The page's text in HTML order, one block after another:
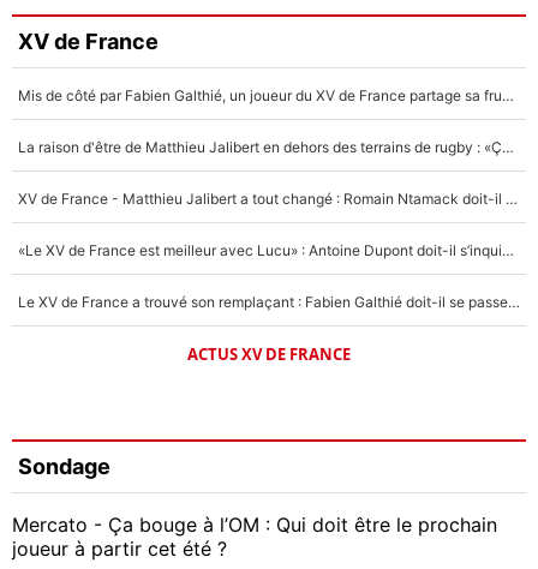
XV de France
Mis de côté par Fabien Galthié, un joueur du XV de France partage sa frustration : «ils ne me l’ont pas dit tout de suite»
La raison d'être de Matthieu Jalibert en dehors des terrains de rugby : «Ça m'atteint autant que si tu touches à un membre de ma famille»
XV de France - Matthieu Jalibert a tout changé : Romain Ntamack doit-il s’inquiéter pour sa place à un an de la Coupe du monde ?
«Le XV de France est meilleur avec Lucu» : Antoine Dupont doit-il s’inquiéter pour sa place ?
Le XV de France a trouvé son remplaçant : Fabien Galthié doit-il se passer d'Antoine Dupont ?
ACTUS XV DE FRANCE
Sondage
Mercato - Ça bouge à l’OM : Qui doit être le prochain
joueur à partir cet été ?